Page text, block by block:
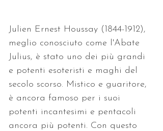
Julien Ernest Houssay (1844-1912),
meglio conosciuto come l'Abate
Julius, è stato uno dei più grandi
e potenti esoteristi e maghi del
secolo scorso. Mistico e guaritore,
è ancora famoso per i suoi
potenti incantesimi e pentacoli
ancora più potenti. Con questo